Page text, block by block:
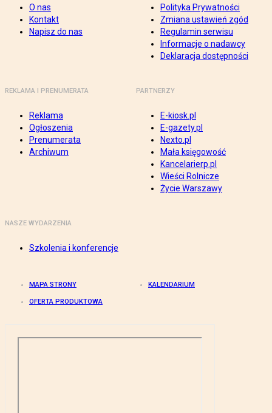
O nas
Kontakt
Napisz do nas
Polityka Prywatności
Zmiana ustawień zgód
Regulamin serwisu
Informacje o nadawcy
Deklaracja dostępności
REKLAMA I PRENUMERATA
Reklama
Ogłoszenia
Prenumerata
Archiwum
PARTNERZY
E-kiosk.pl
E-gazety.pl
Nexto.pl
Mała księgowość
Kancelarierp.pl
Wieści Rolnicze
Życie Warszawy
NASZE WYDARZENIA
Szkolenia i konferencje
MAPA STRONY KALENDARIUM
OFERTA PRODUKTOWA